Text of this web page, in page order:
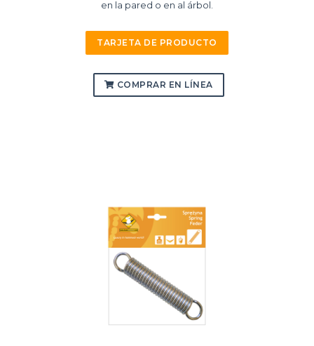
en la pared o en al árbol.
TARJETA DE PRODUCTO
COMPRAR EN LÍNEA